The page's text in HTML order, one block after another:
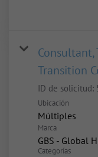
Consultant,
Transition
ID de solicitud:
Ubicación
Múltiples
Marca
GBS - Global
Categorías